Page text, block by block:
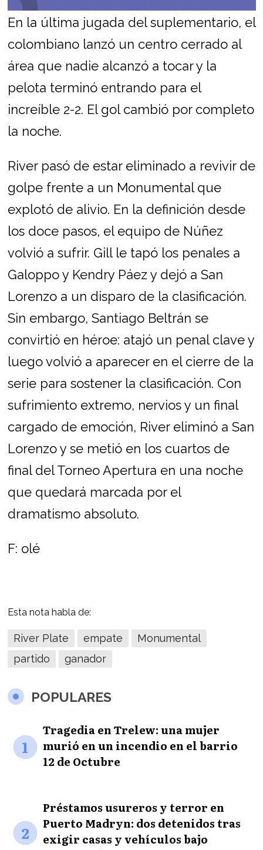
En la última jugada del suplementario, el
colombiano lanzó un centro cerrado al
área que nadie alcanzó a tocar y la
pelota terminó entrando para el
increíble 2-2. El gol cambió por completo
la noche.
River pasó de estar eliminado a revivir de
golpe frente a un Monumental que
explotó de alivio. En la definición desde
los doce pasos, el equipo de Núñez
volvió a sufrir. Gill le tapó los penales a
Galoppo y Kendry Páez y dejó a San
Lorenzo a un disparo de la clasificación.
Sin embargo, Santiago Beltrán se
convirtió en héroe: atajó un penal clave y
luego volvió a aparecer en el cierre de la
serie para sostener la clasificación. Con
sufrimiento extremo, nervios y un final
cargado de emoción, River eliminó a San
Lorenzo y se metió en los cuartos de
final del Torneo Apertura en una noche
que quedará marcada por el
dramatismo absoluto.
F: olé
Esta nota habla de:
River Plate empate
Monumental
partido
ganador
POPULARES
1
Tragedia en Trelew: una mujer
murió en un incendio en el barrio
12 de Octubre
2
Préstamos usureros y terror en
Puerto Madryn: dos detenidos tras
exigir casas y vehículos bajo